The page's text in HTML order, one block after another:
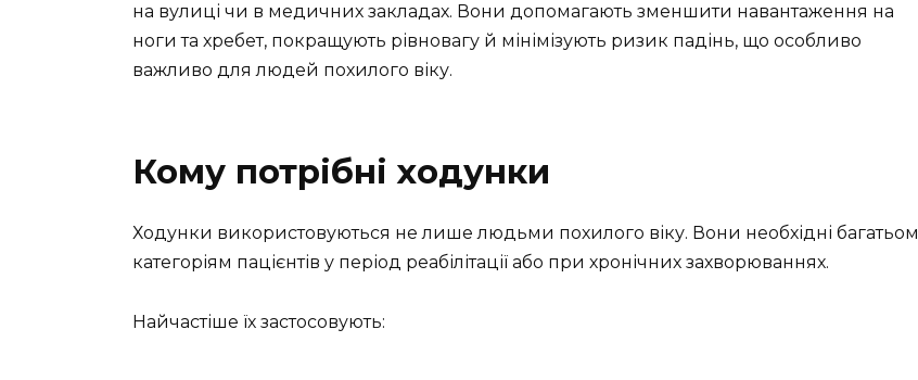
на вулиці чи в медичних закладах. Вони допомагають зменшити навантаження на
ноги та хребет, покращують рівновагу й мінімізують ризик падінь, що особливо
важливо для людей похилого віку.
Кому потрібні ходунки
Ходунки використовуються не лише людьми похилого віку. Вони необхідні багатьом
категоріям пацієнтів у період реабілітації або при хронічних захворюваннях.
Найчастіше їх застосовують: